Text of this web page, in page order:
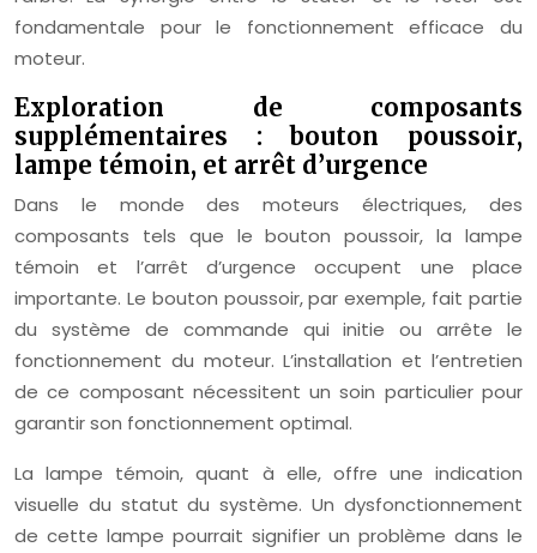
fondamentale pour le fonctionnement efficace du
moteur.
Exploration de composants
supplémentaires : bouton poussoir,
lampe témoin, et arrêt d’urgence
Dans le monde des moteurs électriques, des
composants tels que le bouton poussoir, la lampe
témoin et l’arrêt d’urgence occupent une place
importante. Le bouton poussoir, par exemple, fait partie
du système de commande qui initie ou arrête le
fonctionnement du moteur. L’installation et l’entretien
de ce composant nécessitent un soin particulier pour
garantir son fonctionnement optimal.
La lampe témoin, quant à elle, offre une indication
visuelle du statut du système. Un dysfonctionnement
de cette lampe pourrait signifier un problème dans le